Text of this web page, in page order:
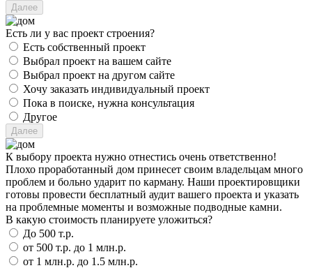
Есть ли у вас проект строения?
Есть собственный проект
Выбрал проект на вашем сайте
Выбрал проект на другом сайте
Хочу заказать индивидуальный проект
Пока в поиске, нужна консультация
Другое
К выбору проекта нужно отнестись очень ответственно!
Плохо проработанный дом принесет своим владельцам много
проблем и больно ударит по карману. Наши проектировщики
готовы провести бесплатный аудит вашего проекта и указать
на проблемные моменты и возможные подводные камни.
В какую стоимость планируете уложиться?
До 500 т.р.
от 500 т.р. до 1 млн.р.
от 1 млн.р. до 1.5 млн.р.